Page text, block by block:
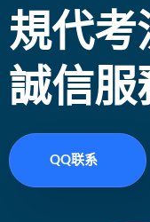
規代考
誠信服
QQ联系